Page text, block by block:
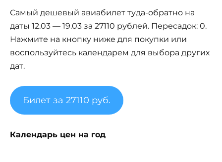
Самый дешевый авиабилет туда-обратно на
даты 12.03 — 19.03 за 27110 рублей. Пересадок: 0.
Нажмите на кнопку ниже для покупки или
воспользуйтесь календарем для выбора других
дат.
Билет за 27110 руб.
Календарь цен на год